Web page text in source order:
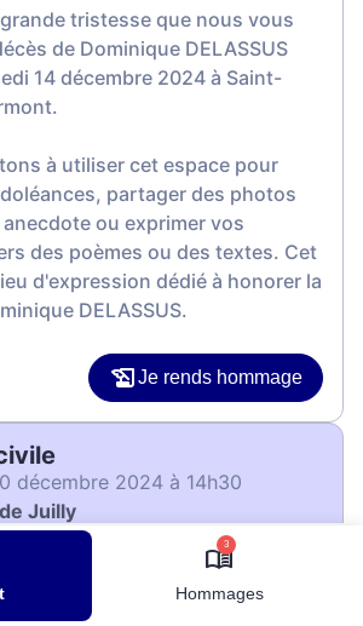
3
Hommages
grande tristesse que nous vous
de Dominique DELASSUS
14 décembre 2024 à Saint-
à utiliser cet espace pour
partager des photos
ou exprimer vos
des poèmes ou des textes. Cet
d'expression dédié à honorer la
DELASSUS.
Je rends hommage
décembre 2024 à 14h30
Juilly